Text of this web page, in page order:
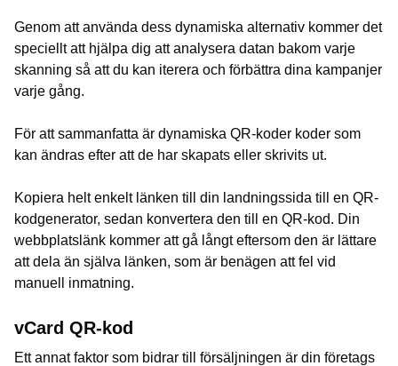
Genom att använda dess dynamiska alternativ kommer det
speciellt att hjälpa dig att analysera datan bakom varje
skanning så att du kan iterera och förbättra dina kampanjer
varje gång.
För att sammanfatta är dynamiska QR-koder koder som
kan ändras efter att de har skapats eller skrivits ut.
Kopiera helt enkelt länken till din landningssida till en QR-
kodgenerator, sedan konvertera den till en QR-kod. Din
webbplatslänk kommer att gå långt eftersom den är lättare
att dela än själva länken, som är benägen att fel vid
manuell inmatning.
vCard QR-kod
Ett annat faktor som bidrar till försäljningen är din företags